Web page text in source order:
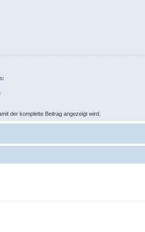
der komplette Beitrag angezeigt wird.